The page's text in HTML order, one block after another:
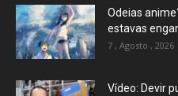
Odeias
estavas
7 , Agosto , 2026
Vídeo: Devir